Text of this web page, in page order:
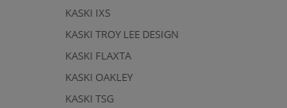
KASKI IXS
KASKI TROY LEE DESIGN
KASKI FLAXTA
KASKI OAKLEY
KASKI TSG